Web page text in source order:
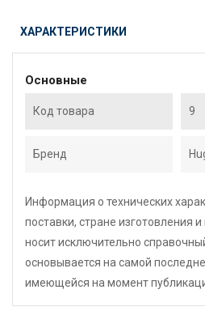
ХАРАКТЕРИСТИКИ
Основные
Код товара 9
Бренд
Информация о технических
поставки, стране изготовления
носит исключительно
основывается на самой
имеющейся на момент